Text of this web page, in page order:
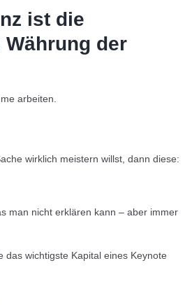
ist die
der
arbeiten.
wirklich meistern willst, dann diese:
man nicht erklären kann – aber immer
das wichtigste Kapital eines Keynote